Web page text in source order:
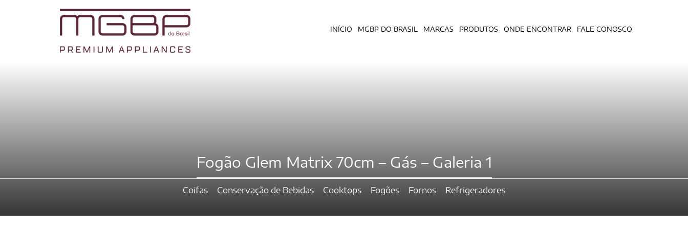
INÍCIO MGBP DO BRASIL MARCAS PRODUTOS ONDE ENCONTRAR FALE CONOSCO
Fogão Glem Matrix 70cm – Gás – Galeria 1
Coifas Conservação de Bebidas Cooktops Fogões Fornos Refrigeradores